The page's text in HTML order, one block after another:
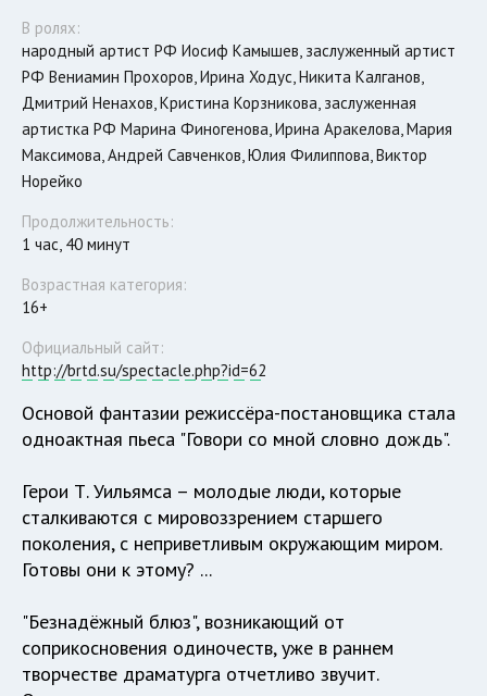
В ролях:
народный артист РФ Иосиф Камышев, заслуженный артист
РФ Вениамин Прохоров, Ирина Ходус, Никита Калганов,
Дмитрий Ненахов, Кристина Корзникова, заслуженная
артистка РФ Марина Финогенова, Ирина Аракелова, Мария
Максимова, Андрей Савченков, Юлия Филиппова, Виктор
Норейко
Продолжительность:
1 час, 40 минут
Возрастная категория:
16+
Официальный сайт:
http://brtd.su/spectacle.php?id=62
Основой фантазии режиссёра-постановщика стала
одноактная пьеса "Говори со мной словно дождь".
Герои Т. Уильямса – молодые люди, которые
сталкиваются с мировоззрением старшего
поколения, с неприветливым окружающим миром.
Готовы они к этому? ...
"Безнадёжный блюз", возникающий от
соприкосновения одиночеств, уже в раннем
творчестве драматурга отчетливо звучит.